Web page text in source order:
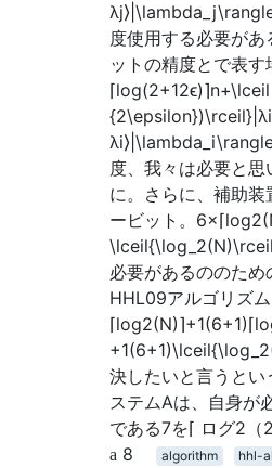
度使用する必要が
ットの精度とで表
度、我々は必要と
に。さらに、補助装
ービット。
必要があるののた
HHL09アルゴリズ
決したいと言うと
ステムAは、自身が
である7を⌈ ログ2（
8
algorithm hhl-